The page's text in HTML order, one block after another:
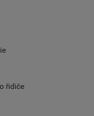
řidiče